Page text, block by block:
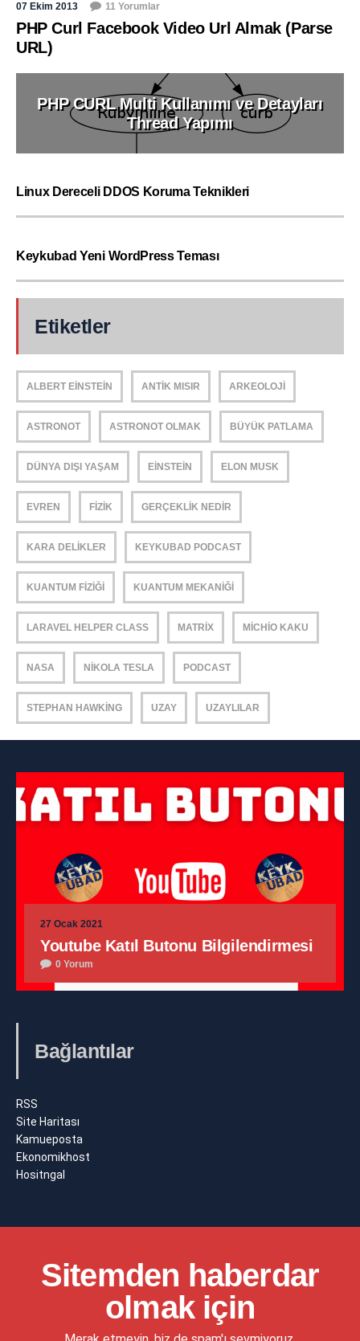
07 Ekim 2013 11 Yorumlar
PHP Curl Facebook Video Url Almak (Parse
URL)
PHP CURL Multi Kullanımı ve Detayları
Thread Yapımı
Linux Dereceli DDOS Koruma Teknikleri
Keykubad Yeni WordPress Teması
Etiketler
ALBERT EINSTEIN ANTIK MISIR ARKEOLOJI
ASTRONOT ASTRONOT OLMAK BÜYÜK PATLAMA
DÜNYA DIŞI YAŞAM EINSTEIN ELON MUSK
EVREN FIZIK GERÇEKLIK NEDIR
KARA DELIKLER KEYKUBAD PODCAST
KUANTUM FIZIĞI KUANTUM MEKANIĞI
LARAVEL HELPER CLASS MATRIX MICHIO KAKU
NASA NIKOLA TESLA PODCAST
STEPHAN HAWKING UZAY UZAYLILAR
27 Ocak 2021
Youtube Katıl Butonu Bilgilendirmesi
0 Yorum
Bağlantılar
RSS
Site Haritası
Kamueposta
Ekonomikhost
Hositngal
Sitemden haberdar
olmak için